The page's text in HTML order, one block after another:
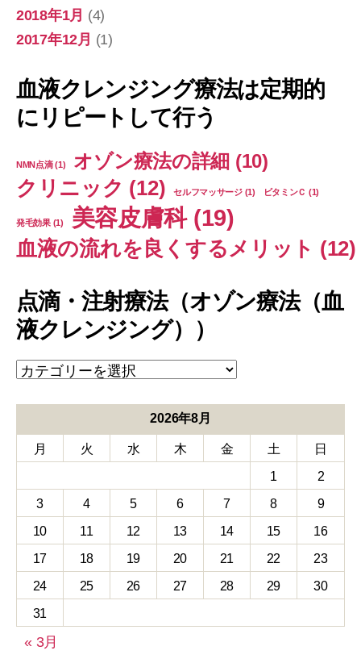
2018年1月 (4)
2017年12月 (1)
血液クレンジング療法は定期的
にリピートして行う
NMN点滴(1) オゾン療法の詳細 (10)
クリニック (12) セルフマッサージ(1) ビタミンＣ (1)
発毛効果(1) 美容皮膚科(19)
血液の流れを良くするメリット (12)
点滴・注射療法（オゾン療法（血
液クレンジング））
点
滴・
療
療
（血
液
レ
ジ
2026年8月
月 火 水 木 金 土
日
1
2
3
4 5 6 7 8
9
10
11 12 13 14 15
16
17
18 19 20 21 22
23
24
25 26 27 28 29
30
31
« 3月